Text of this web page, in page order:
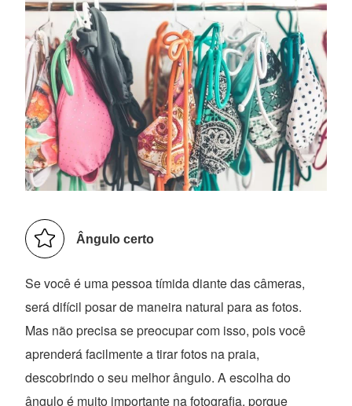
Ângulo certo
Se você é uma pessoa tímida diante das câmeras,
será difícil posar de maneira natural para as fotos.
Mas não precisa se preocupar com isso, pois você
aprenderá facilmente a tirar fotos na praia,
descobrindo o seu melhor ângulo. A escolha do
ângulo é muito importante na fotografia, porque